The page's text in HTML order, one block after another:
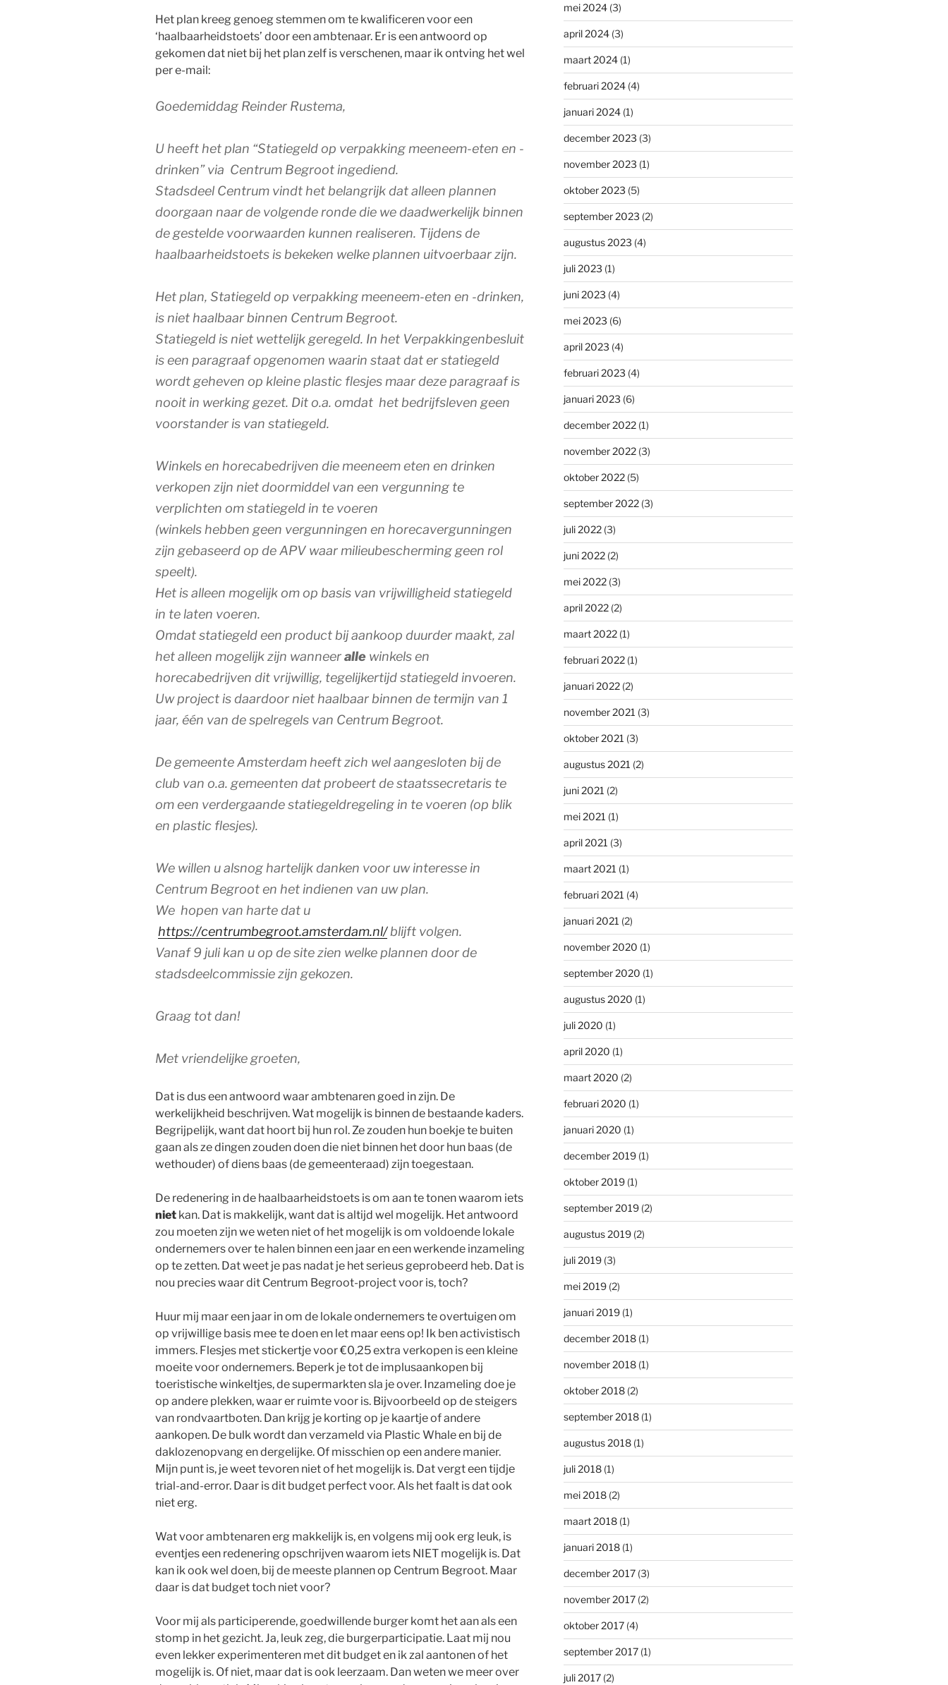
Het plan kreeg genoeg stemmen om te kwalificeren voor een
‘haalbaarheidstoets’ door een ambtenaar. Er is een antwoord op
gekomen dat niet bij het plan zelf is verschenen, maar ik ontving het wel
per e-mail:
Goedemiddag Reinder Rustema,
U heeft het plan “Statiegeld op verpakking meeneem-eten en -
drinken” via Centrum Begroot ingediend.
Stadsdeel Centrum vindt het belangrijk dat alleen plannen
doorgaan naar de volgende ronde die we daadwerkelijk binnen
de gestelde voorwaarden kunnen realiseren. Tijdens de
haalbaarheidstoets is bekeken welke plannen uitvoerbaar zijn.
Het plan, Statiegeld op verpakking meeneem-eten en -drinken,
is niet haalbaar binnen Centrum Begroot.
Statiegeld is niet wettelijk geregeld. In het Verpakkingenbesluit
is een paragraaf opgenomen waarin staat dat er statiegeld
wordt geheven op kleine plastic flesjes maar deze paragraaf is
nooit in werking gezet. Dit o.a. omdat het bedrijfsleven geen
voorstander is van statiegeld.
Winkels en horecabedrijven die meeneem eten en drinken
verkopen zijn niet doormiddel van een vergunning te
verplichten om statiegeld in te voeren
(winkels hebben geen vergunningen en horecavergunningen
zijn gebaseerd op de APV waar milieubescherming geen rol
speelt).
Het is alleen mogelijk om op basis van vrijwilligheid statiegeld
in te laten voeren.
Omdat statiegeld een product bij aankoop duurder maakt, zal
het alleen mogelijk zijn wanneeralle winkels en
horecabedrijven dit vrijwillig, tegelijkertijd statiegeld invoeren.
Uw project is daardoor niet haalbaar binnen de termijn van 1
jaar, één van de spelregels van Centrum Begroot.
De gemeente Amsterdam heeft zich wel aangesloten bij de
club van o.a. gemeenten dat probeert de staatssecretaris te
om een verdergaande statiegeldregeling in te voeren (op blik
en plastic flesjes).
We willen u alsnog hartelijk danken voor uw interesse in
Centrum Begroot en het indienen van uw plan.
We hopen van harte dat u
https://centrumbegroot.amsterdam.nl/blijft volgen.
Vanaf 9 juli kan u op de site zien welke plannen door de
stadsdeelcommissie zijn gekozen.
Graag tot dan!
Met vriendelijke groeten,
Dat is dus een antwoord waar ambtenaren goed in zijn. De
werkelijkheid beschrijven. Wat mogelijk is binnen de bestaande kaders.
Begrijpelijk, want dat hoort bij hun rol. Ze zouden hun boekje te buiten
gaan als ze dingen zouden doen die niet binnen het door hun baas (de
wethouder) of diens baas (de gemeenteraad) zijn toegestaan.
De redenering in de haalbaarheidstoets is om aan te tonen waarom iets
niet kan. Dat is makkelijk, want dat is altijd wel mogelijk. Het antwoord
zou moeten zijn we weten niet of het mogelijk is om voldoende lokale
ondernemers over te halen binnen een jaar en een werkende inzameling
op te zetten. Dat weet je pas nadat je het serieus geprobeerd heb. Dat is
nou precies waar dit Centrum Begroot-project voor is, toch?
Huur mij maar een jaar in om de lokale ondernemers te overtuigen om
op vrijwillige basis mee te doen en let maar eens op! Ik ben activistisch
immers. Flesjes met stickertje voor €0,25 extra verkopen is een kleine
moeite voor ondernemers. Beperk je tot de implusaankopen bij
toeristische winkeltjes, de supermarkten sla je over. Inzameling doe je
op andere plekken, waar er ruimte voor is. Bijvoorbeeld op de steigers
van rondvaartboten. Dan krijg je korting op je kaartje of andere
aankopen. De bulk wordt dan verzameld via Plastic Whale en bij de
daklozenopvang en dergelijke. Of misschien op een andere manier.
Mijn punt is, je weet tevoren niet of het mogelijk is. Dat vergt een tijdje
trial-and-error. Daar is dit budget perfect voor. Als het faalt is dat ook
niet erg.
Wat voor ambtenaren erg makkelijk is, en volgens mij ook erg leuk, is
eventjes een redenering opschrijven waarom iets NIET mogelijk is. Dat
kan ik ook wel doen, bij de meeste plannen op Centrum Begroot. Maar
daar is dat budget toch niet voor?
Voor mij als participerende, goedwillende burger komt het aan als een
stomp in het gezicht. Ja, leuk zeg, die burgerparticipatie. Laat mij nou
even lekker experimenteren met dit budget en ik zal aantonen of het
mogelijk is. Of niet, maar dat is ook leerzaam. Dan weten we meer over
mei 2024(3)
april 2024(3)
maart 2024(1)
februari 2024(4)
januari 2024(1)
december 2023 (3)
november 2023 (1)
oktober 2023 (5)
september 2023 (2)
augustus 2023 (4)
juli 2023 (1)
juni 2023 (4)
mei 2023 (6)
april 2023 (4)
februari 2023 (4)
januari 2023 (6)
december 2022(1)
november 2022(3)
oktober 2022(5)
september 2022(3)
juli 2022(3)
juni 2022(2)
mei 2022(3)
april 2022(2)
maart 2022(1)
februari 2022(1)
januari 2022(2)
november 2021 (3)
oktober 2021 (3)
augustus 2021 (2)
juni 2021 (2)
mei 2021 (1)
april 2021 (3)
maart 2021 (1)
februari 2021 (4)
januari 2021 (2)
november 2020 (1)
september 2020 (1)
augustus 2020 (1)
juli 2020 (1)
april 2020 (1)
maart 2020 (2)
februari 2020 (1)
januari 2020 (1)
december 2019(1)
oktober 2019(1)
september 2019(2)
augustus 2019(2)
juli 2019(3)
mei 2019(2)
januari 2019(1)
december 2018(1)
november 2018(1)
oktober 2018(2)
september 2018(1)
augustus 2018(1)
juli 2018(1)
mei 2018(2)
maart 2018(1)
januari 2018(1)
december 2017(3)
november 2017(2)
oktober 2017(4)
september 2017(1)
juli 2017(2)